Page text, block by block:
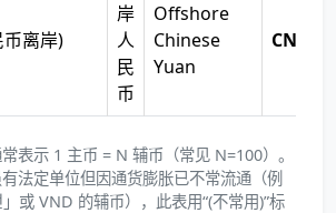
离岸)
岸
人
民
币
Offshore
Chinese
Yuan
CNH
表示 1 主币 = N 辅币（常见 N=100）。
法定单位但因通货膨胀已不常流通（例
或 VND 的辅币），此表用“(不常用)”标